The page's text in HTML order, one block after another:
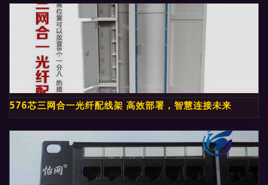
576芯三网合一光纤配线架 高效部署，智慧连接未来